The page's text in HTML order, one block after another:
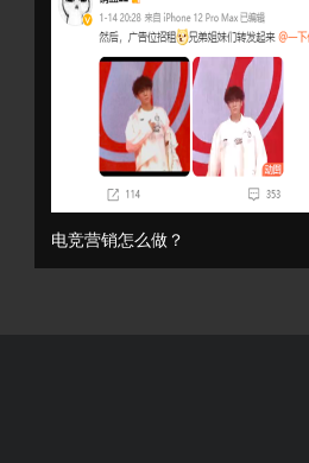
电竞营销怎么做？